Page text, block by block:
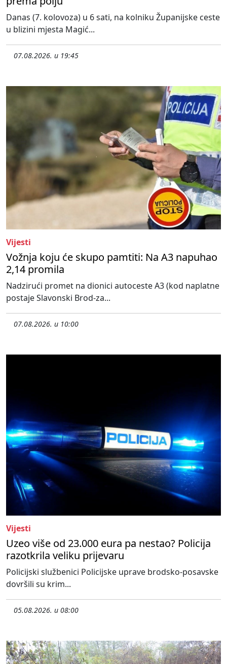
Danas (7. kolovoza) u 6 sati, na kolniku Županijske ceste
u blizini mjesta Magić...
07.08.2026. u 19:45
Vijesti
Vožnja koju će skupo pamtiti: Na A3 napuhao
2,14 promila
Nadzirući promet na dionici autoceste A3 (kod naplatne
postaje Slavonski Brod-za...
07.08.2026. u 10:00
Vijesti
Uzeo više od 23.000 eura pa nestao? Policija
razotkrila veliku prijevaru
Policijski službenici Policijske uprave brodsko-posavske
dovršili su krim...
05.08.2026. u 08:00